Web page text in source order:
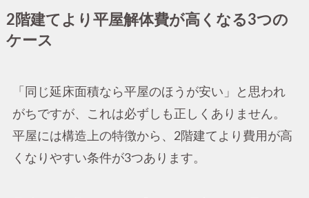
2階建てより平屋解体費が高くなる3つの
ケース
「同じ延床面積なら平屋のほうが安い」と思われ
がちですが、これは必ずしも正しくありません。
平屋には構造上の特徴から、2階建てより費用が高
くなりやすい条件が3つあります。